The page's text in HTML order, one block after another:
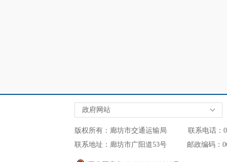
政府网站
版权所有：廊坊市交通运输局 联系电话
联系地址：廊坊市广阳道53号 邮政编